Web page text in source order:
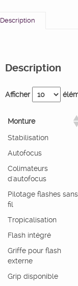
Description
Description
Afficher
Monture
Stabilisation
Autofocus
Colimateurs
d'autofocus
Pilotage flashes sans
fil
Tropicalisation
Flash intégré
Griffe pour flash
externe
Grip disponible